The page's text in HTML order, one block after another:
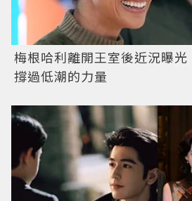
梅根哈利離開王室後近況曝
撐過低潮的力量